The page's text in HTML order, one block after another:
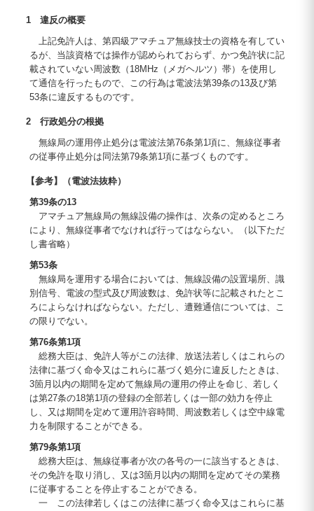
1 違反の概要
上記免許人は、第四級アマチュア無線技士の資格を有してい
るが、当該資格では操作が認められておらず、かつ免許状に記
載されていない周波数（18MHz（メガヘルツ）帯）を使用し
て通信を行ったもので、この行為は電波法第39条の13及び第
53条に違反するものです。
2 行政処分の根拠
無線局の運用停止処分は電波法第76条第1項に、無線従事者
の従事停止処分は同法第79条第1項に基づくものです。
【参考】（電波法抜粋）
第39条の13
アマチュア無線局の無線設備の操作は、次条の定めるところ
により、無線従事者でなければ行ってはならない。（以下ただ
し書省略）
第53条
無線局を運用する場合においては、無線設備の設置場所、識
別信号、電波の型式及び周波数は、免許状等に記載されたとこ
ろによらなければならない。ただし、遭難通信については、こ
の限りでない。
第76条第1項
総務大臣は、免許人等がこの法律、放送法若しくはこれらの
法律に基づく命令又はこれらに基づく処分に違反したときは、
3箇月以内の期間を定めて無線局の運用の停止を命じ、若しく
は第27条の18第1項の登録の全部若しくは一部の効力を停止
し、又は期間を定めて運用許容時間、周波数若しくは空中線電
力を制限することができる。
第79条第1項
総務大臣は、無線従事者が次の各号の一に該当するときは、
その免許を取り消し、又は3箇月以内の期間を定めてその業務
に従事することを停止することができる。
一 この法律若しくはこの法律に基づく命令又はこれらに基